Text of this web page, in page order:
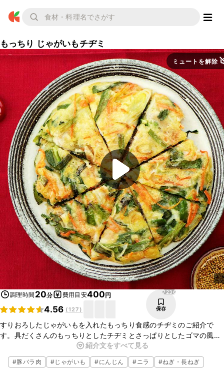
もっちり じゃがいもチヂミ
ミュートを解除
調理時間 20分 費用目安400円
4.56 (127)
7236
保存
すりおろしたじゃがいもを入れたもっちり食感のチヂミのご紹介で
す。具だくさんのもっちりとしたチヂミとさっぱりとしたゴマの風味
が香るタレの組み合わせがたまらない一品です。今晩のおかずにぜひ
試してみてくださいね！
紹介文をすべて見る
#豚バラ肉 #じゃがいも #にんじん #ニラ #ねぎ・長ねぎ